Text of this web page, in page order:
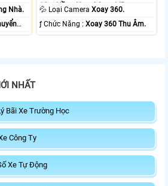
Nhà.
10m Hồng Ngoại Smart IR.
💦 Loại CameraXoay 360.
️ƒ Chức Năng :Xoay 360 Thu Âm.
NHẤT
Bãi Xe Trường Học
Công Ty
Xe Tự Động